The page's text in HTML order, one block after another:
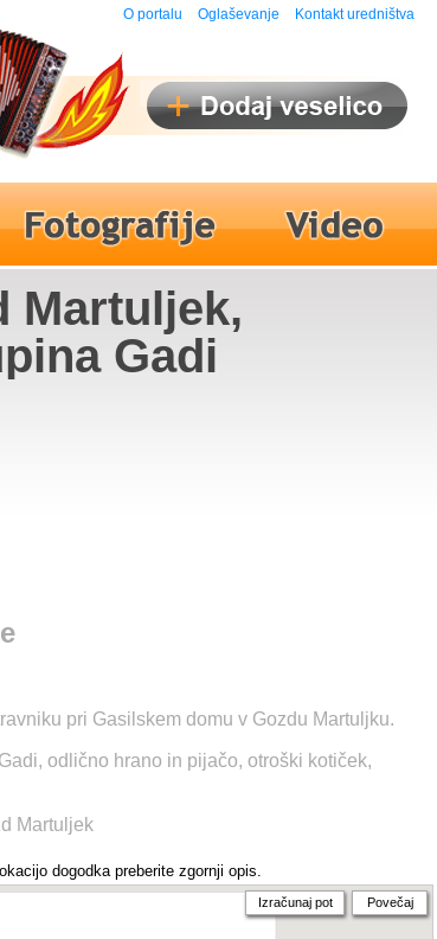
O portalu Oglaševanje Kontakt uredništva
Martuljek,
Gadi
pri Gasilskem domu v Gozdu Martuljku.
odlično hrano in pijačo, otroški kotiček,
Martuljek
dogodka preberite zgornji opis.
Izračunaj pot Povečaj